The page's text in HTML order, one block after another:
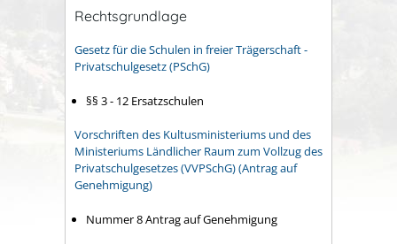
Rechtsgrundlage
Gesetz für die Schulen in freier Trägerschaft -
Privatschulgesetz (PSchG)
§§ 3 - 12 Ersatzschulen
Vorschriften des Kultusministeriums und des
Ministeriums Ländlicher Raum zum Vollzug des
Privatschulgesetzes (VVPSchG) (Antrag auf
Genehmigung)
Nummer 8 Antrag auf Genehmigung